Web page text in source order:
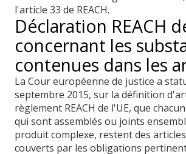
l'article 33 de REACH.
Déclaration REACH
concernant les
contenues dans les
La Cour européenne de justice a
septembre 2015, sur la définition
règlement REACH de l'UE, que
qui sont assemblés ou joints
produit complexe, restent des
couverts par les obligations